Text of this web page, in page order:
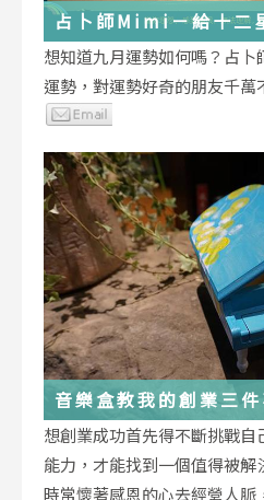
占卜師Mimi－給十二
運勢小叮嚀
想知道九月運勢如何嗎？占
運勢，對運勢好奇的朋友千萬
音樂盒教我的創業三
想創業成功首先得不斷挑戰
能力，才能找到一個值得被
時常懷著感恩的心去經營人